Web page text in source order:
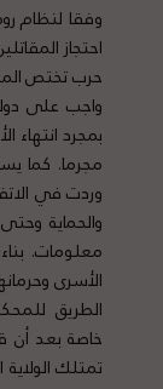
وفقا لنظام
احتجاز
حرب تختص
واجب على
بمجرد انتهاء
مجرما. كما
وردت في
والحماية
معلومات.
الأسرى
الطريق
تمتلك